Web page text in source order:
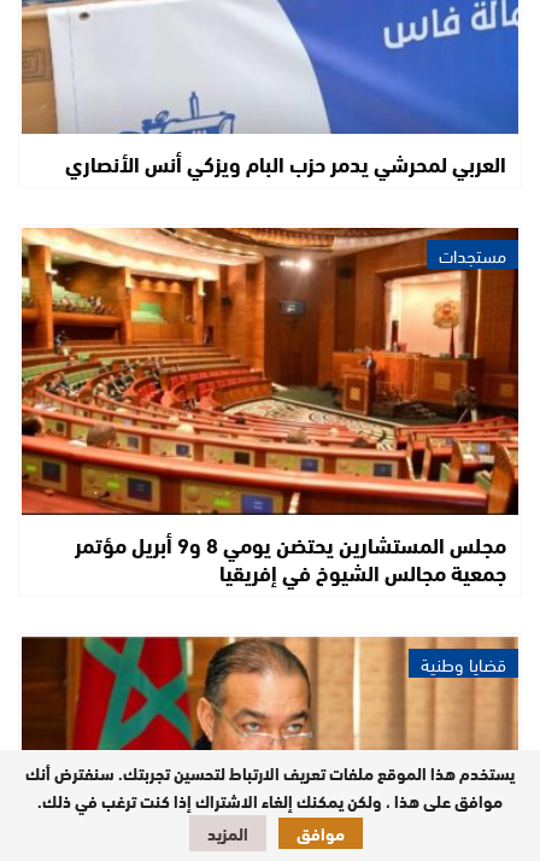
العربي لمحرشي يدمر حزب البام ويزكي أنس الأنصاري
مستجدات
مجلس المستشارين يحتضن يومي 8 و9 أبريل مؤتمر
جمعية مجالس الشيوخ في إفريقيا
قضايا وطنية
يستخدم هذا الموقع ملفات تعريف الارتباط لتحسين تجربتك. سنفترض أنك
موافق على هذا ، ولكن يمكنك إلغاء الاشتراك إذا كنت ترغب في ذلك.
موافق
المزيد